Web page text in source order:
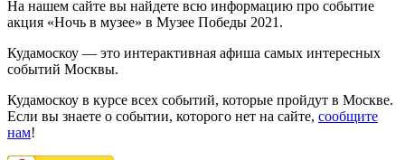
На нашем сайте вы найдете всю информацию про событие
акция «Ночь в музее» в Музее Победы 2021.
Кудамоскоу — это интерактивная афиша самых интересных
событий Москвы.
Кудамоскоу в курсе всех событий, которые пройдут в Москве.
Если вы знаете о событии, которого нет на сайте, сообщите
нам!